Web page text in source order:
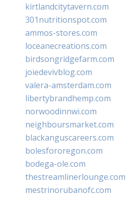
kirtlandcitytavern.com
301nutritionspot.com
ammos-stores.com
loceanecreations.com
birdsongridgefarm.com
joiedevivblog.com
valera-amsterdam.com
libertybrandhemp.com
norwoodinnwi.com
neighboursmarket.com
blackanguscareers.com
bolesfororegon.com
bodega-ole.com
thestreamlinerlounge.com
mestrinorubanofc.com